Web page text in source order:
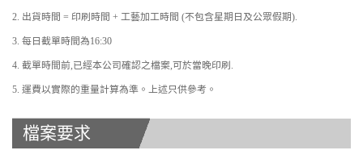
2. 出貨時間 = 印刷時間 + 工藝加工時間 (不包含星期日及公眾假期).
3. 每日截單時間為16:30
4. 截單時間前,已經本公司確認之檔案,可於當晚印刷.
5. 運費以實際的重量計算為準。上述只供參考。
檔案要求